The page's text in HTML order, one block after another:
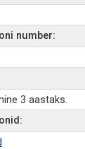
number:
3 aastaks.